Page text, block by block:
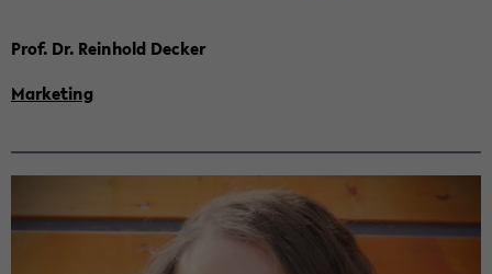
Prof. Dr. Rein­hold De­cker
Mar­ke­ting